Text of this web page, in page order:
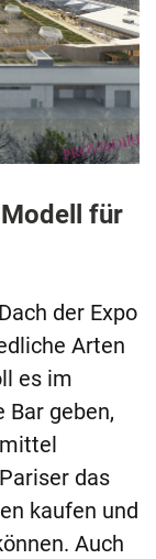
für
der Expo
Arten
es im
Bar geben,
das
kaufen und
Auch